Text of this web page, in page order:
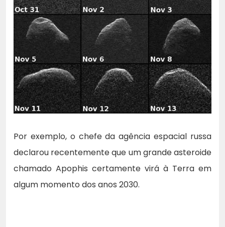
Por exemplo, o chefe da agência espacial russa
declarou recentemente que um grande asteroide
chamado Apophis certamente virá à Terra em
algum momento dos anos 2030.